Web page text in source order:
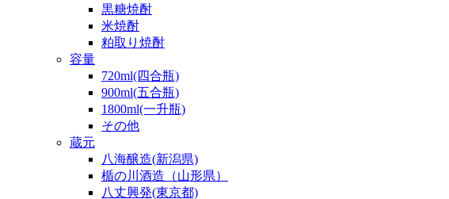
黒糖焼酎
米焼酎
粕取り焼酎
容量
720ml(四合瓶)
900ml(五合瓶)
1800ml(一升瓶)
その他
蔵元
八海醸造(新潟県)
楯の川酒造（山形県）
八丈興発(東京都)